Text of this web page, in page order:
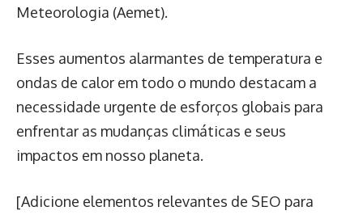
Meteorologia (Aemet).
Esses aumentos alarmantes de temperatura e
ondas de calor em todo o mundo destacam a
necessidade urgente de esforços globais para
enfrentar as mudanças climáticas e seus
impactos em nosso planeta.
[Adicione elementos relevantes de SEO para